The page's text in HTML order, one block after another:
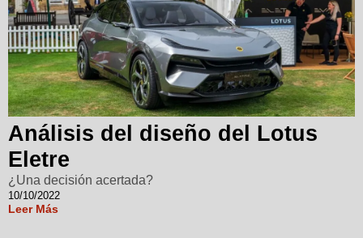
Análisis del diseño del Lotus
Eletre
¿Una decisión acertada?
10/10/2022
Leer Más